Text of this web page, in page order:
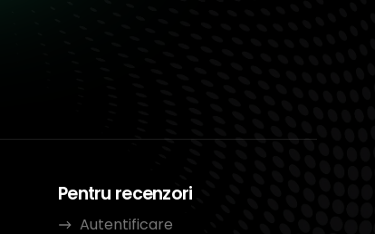
Pentru recenzori
Autentificare